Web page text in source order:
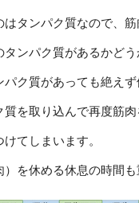
はタンパク質なので、
ンパク質があるかどう
パク質があっても絶え
質を取り込んで再度筋
てしまいます。
を休める休息の時間も